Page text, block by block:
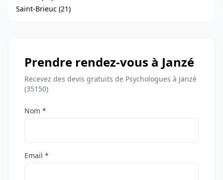
Saint-Brieuc (21)
Prendre rendez-vous à Janzé
Recevez des devis gratuits de Psychologues à Janzé
(35150)
Nom *
Email *